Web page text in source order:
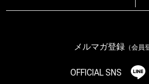
メルマガ登録（会員
OFFICIAL SNS